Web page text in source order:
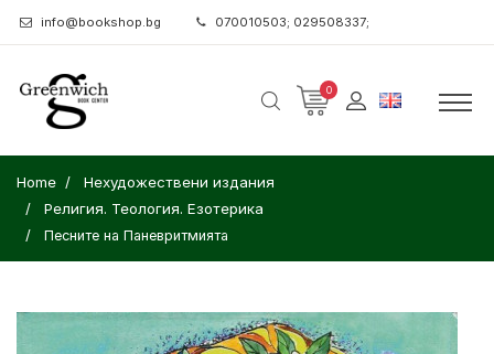
info@bookshop.bg 070010503; 029508337;
0
Home
Нехудожествени издания
Религия. Теология. Езотерика
Песните на Паневритмията